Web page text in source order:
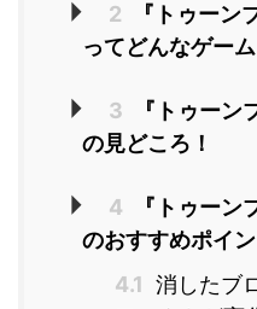
2
『トゥーン
ってどんなゲーム
3
『トゥーン
の見どころ！
4
『トゥーン
のおすすめポイン
4.1 消したブ